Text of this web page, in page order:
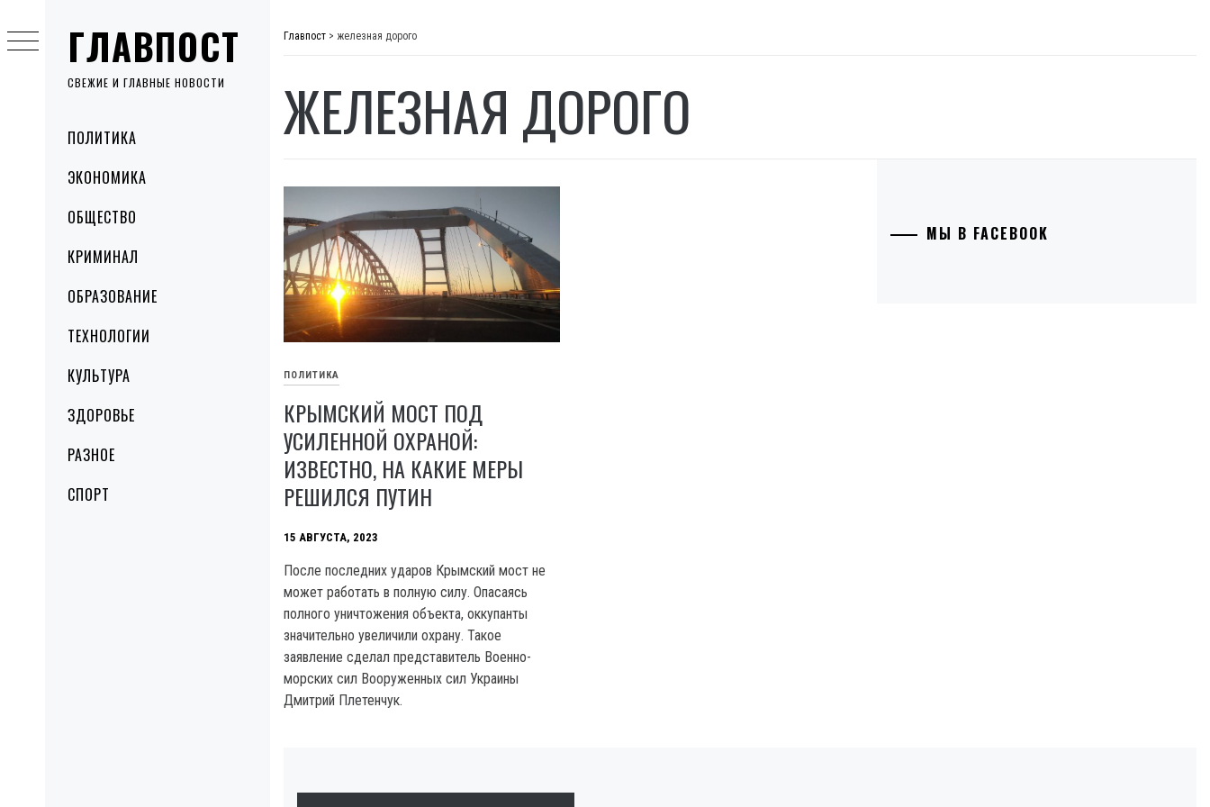
ГЛАВПОСТ
СВЕЖИЕ И ГЛАВНЫЕ НОВОСТИ
MenuПОЛИТИКА
ЭКОНОМИКА
ОБЩЕСТВО
КРИМИНАЛ
ОБРАЗОВАНИЕ
ТЕХНОЛОГИИ
КУЛЬТУРА
ЗДОРОВЬЕ
РАЗНОЕ
СПОРТ
to
content
Главпост > железная дорого
ЖЕЛЕЗНАЯ ДОРОГО
ПОЛИТИКА
КРЫМСКИЙ МОСТ ПОД
УСИЛЕННОЙ ОХРАНОЙ:
ИЗВЕСТНО, НА КАКИЕ МЕРЫ
РЕШИЛСЯ ПУТИН
15 АВГУСТА, 2023
После последних ударов Крымский мост не
может работать в полную силу. Опасаясь
полного уничтожения объекта, оккупанты
значительно увеличили охрану. Такое
заявление сделал представитель Военно-
морских сил Вооруженных сил Украины
Дмитрий Плетенчук.
МЫ В FACEBOOK